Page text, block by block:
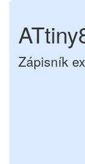
Zápisník